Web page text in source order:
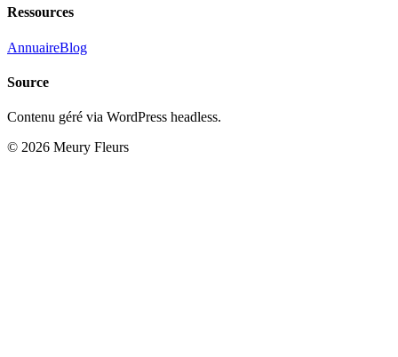
Ressources
AnnuaireBlog
Source
Contenu géré via WordPress headless.
© 2026 Meury Fleurs